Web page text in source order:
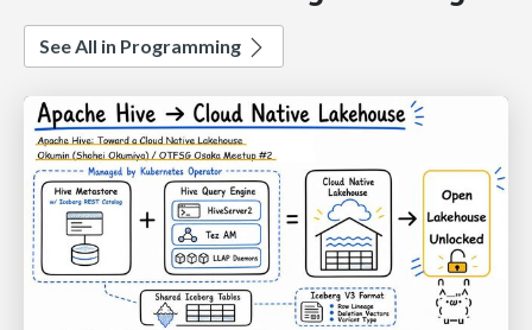
See All in Programming